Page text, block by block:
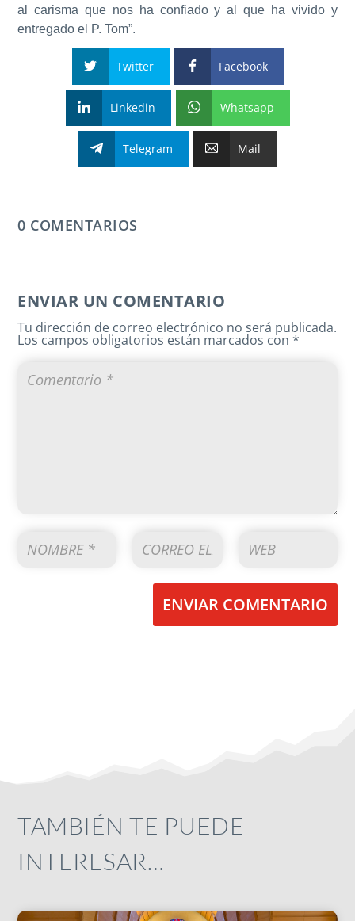
al carisma que nos ha confiado y al que ha vivido y
entregado el P. Tom”.
Twitter Facebook
Linkedin Whatsapp
Telegram Mail
0 COMENTARIOS
ENVIAR UN COMENTARIO
Tu dirección de correo electrónico no será publicada.
Los campos obligatorios están marcados con*
ENVIAR COMENTARIO
TAMBIÉN TE PUEDE
INTERESAR…